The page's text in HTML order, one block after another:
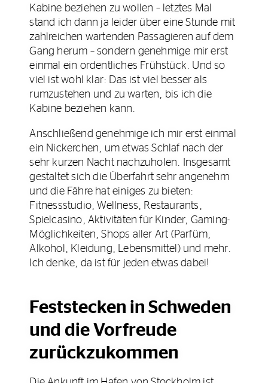
Kabine beziehen zu wollen – letztes Mal
stand ich dann ja leider über eine Stunde mit
zahlreichen wartenden Passagieren auf dem
Gang herum – sondern genehmige mir erst
einmal ein ordentliches Frühstück. Und so
viel ist wohl klar: Das ist viel besser als
rumzustehen und zu warten, bis ich die
Kabine beziehen kann.
Anschließend genehmige ich mir erst einmal
ein Nickerchen, um etwas Schlaf nach der
sehr kurzen Nacht nachzuholen. Insgesamt
gestaltet sich die Überfahrt sehr angenehm
und die Fähre hat einiges zu bieten:
Fitnessstudio, Wellness, Restaurants,
Spielcasino, Aktivitäten für Kinder, Gaming-
Möglichkeiten, Shops aller Art (Parfüm,
Alkohol, Kleidung, Lebensmittel) und mehr.
Ich denke, da ist für jeden etwas dabei!
Feststecken in Schweden
und die Vorfreude
zurückzukommen